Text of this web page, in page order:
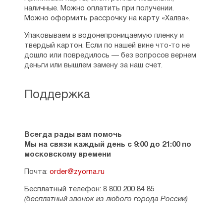
Пример трудолюбия
Мера поста
Подозрительность
Миру умрох
Оставляющему обитель
Советы новоначальным
Подражание святым
О неимеющем в себе терпения
Исповедь блудной страсти
О спасении
Духовное подкрепление
утешения, «Письма» неоднократно
переиздавались.
Другие известные труды архимандрита
Иоанна: небольшие келейные книжицы
на разные случаи жизни, «Опыт построения
исповеди» — своеобразный букварь для
Российских.
Сообщество Вконтакте, посвященное
—https://vk.com/public50436816
См. также:Наставления, Проповеди
Руководства
Поддержка
Всегда рады вам помочь
Мы на связи каждый день с 9:00 до 21:00 по
московскому времени
Почта: order@zyorna.ru
Бесплатный телефон: 8 800 200 84 85
(бесплатный звонок из любого города России)
наличные. Можно оплатить при получении.
Можно оформить рассрочку на карту «Халва».
Упаковываем в водонепроницаемую пленку и
твердый картон. Если по нашей вине что-то не
дошло или повредилось — без вопросов вернем
деньги или вышлем замену за наш счет.